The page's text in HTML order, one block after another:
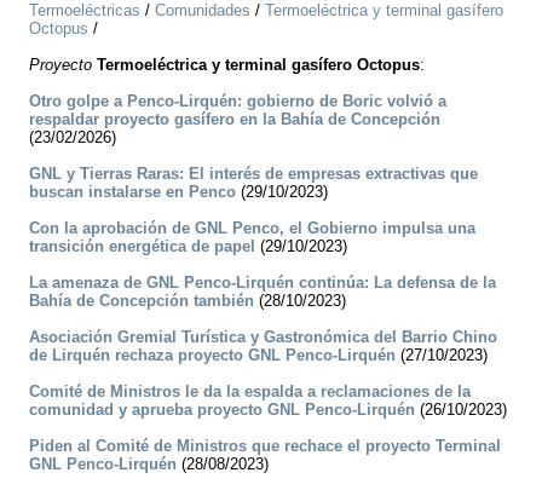
Termoeléctricas / Comunidades / Termoeléctrica y terminal gasífero
Octopus /
Proyecto Termoeléctrica y terminal gasífero Octopus:
Otro golpe a Penco-Lirquén: gobierno de Boric volvió a
respaldar proyecto gasífero en la Bahía de Concepción
(23/02/2026)
GNL y Tierras Raras: El interés de empresas extractivas que
buscan instalarse en Penco (29/10/2023)
Con la aprobación de GNL Penco, el Gobierno impulsa una
transición energética de papel (29/10/2023)
La amenaza de GNL Penco-Lirquén continúa: La defensa de la
Bahía de Concepción también (28/10/2023)
Asociación Gremial Turística y Gastronómica del Barrio Chino
de Lirquén rechaza proyecto GNL Penco-Lirquén (27/10/2023)
Comité de Ministros le da la espalda a reclamaciones de la
comunidad y aprueba proyecto GNL Penco-Lirquén (26/10/2023)
Piden al Comité de Ministros que rechace el proyecto Terminal
GNL Penco-Lirquén (28/08/2023)